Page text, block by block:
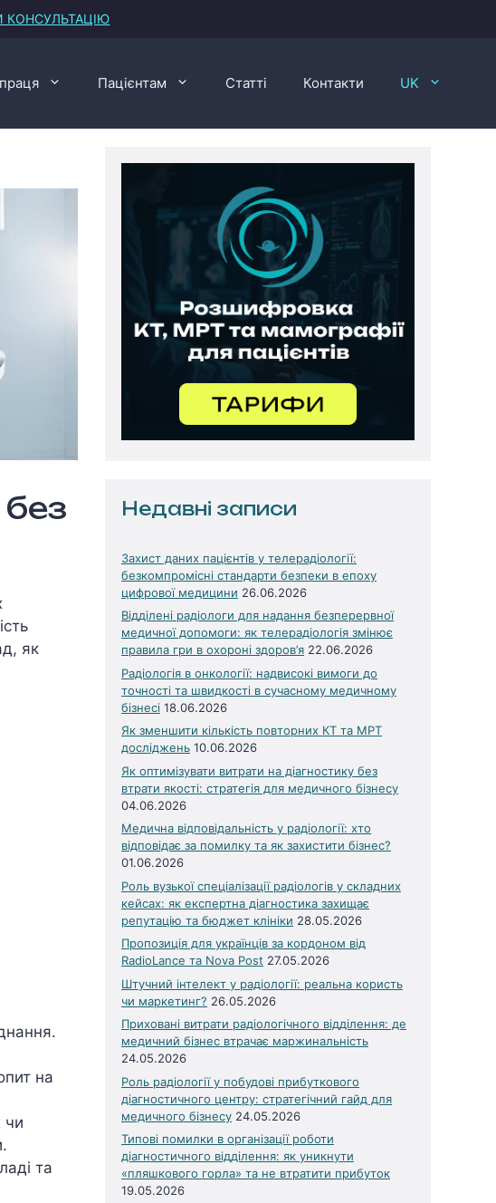
КОНСУЛЬТАЦІЮ
Пацієнтам Статті Контакти UK
як
на
чи
та
Недавні записи
Захист даних пацієнтів у телерадіології:
безкомпромісні стандарти безпеки в епоху
цифрової медицини 26.06.2026
Відділені радіологи для надання безперервної
медичної допомоги: як телерадіологія змінює
правила гри в охороні здоров’я 22.06.2026
Радіологія в онкології: надвисокі вимоги до
точності та швидкості в сучасному медичному
бізнесі 18.06.2026
Як зменшити кількість повторних КТ та МРТ
досліджень 10.06.2026
Як оптимізувати витрати на діагностику без
втрати якості: стратегія для медичного бізнесу
04.06.2026
Медична відповідальність у радіології: хто
відповідає за помилку та як захистити бізнес?
01.06.2026
Роль вузької спеціалізації радіологів у складних
кейсах: як експертна діагностика захищає
репутацію та бюджет клініки 28.05.2026
Пропозиція для українців за кордоном від
RadioLance та Nova Post 27.05.2026
Штучний інтелект у радіології: реальна користь
чи маркетинг? 26.05.2026
Приховані витрати радіологічного відділення: де
медичний бізнес втрачає маржинальність
24.05.2026
Роль радіології у побудові прибуткового
діагностичного центру: стратегічний гайд для
медичного бізнесу 24.05.2026
Типові помилки в організації роботи
діагностичного відділення: як уникнути
«пляшкового горла» та не втратити прибуток
19.05.2026